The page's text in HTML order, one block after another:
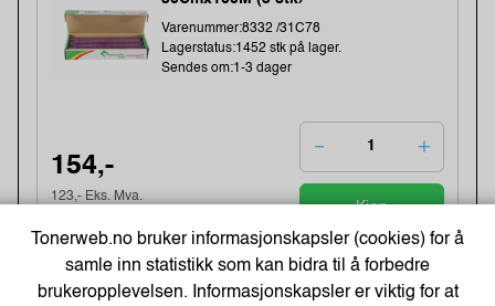
Varenummer:8332 /31C78
Lagerstatus:1452 stk på lager.
Sendes om:1-3 dager
154,-
123,- Eks. Mva.
Kjøp
(10-pk)
Tonerweb.no bruker informasjonskapsler (cookies) for å
samle inn statistikk som kan bidra til å forbedre
brukeropplevelsen. Informasjonskapsler er viktig for at